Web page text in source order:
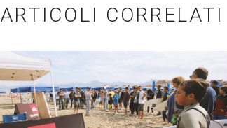
ARTICOLI CORRELATI